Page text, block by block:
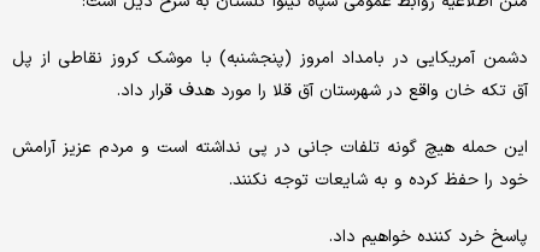
دشمن آمریکایی در بامداد امروز (پنجشنبه) با موشک کروز نقاطی از پل
آق تکه خان واقع در شهرستان آق قلا را مورد هدف قرار داد.
این حمله هیچ گونه تلفات جانی در پی نداشته است و مردم عزیز آرامش
خود را حفظ کرده و به شایعات توجه نکنند.
پاسخ خرد کننده خواهیم داد.